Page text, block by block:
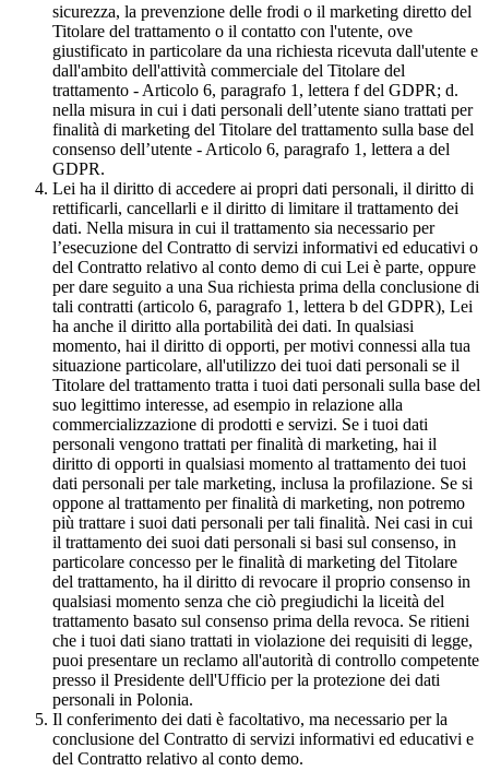
sicurezza, la prevenzione delle frodi o il marketing diretto del
Titolare del trattamento o il contatto con l'utente, ove
giustificato in particolare da una richiesta ricevuta dall'utente e
dall'ambito dell'attività commerciale del Titolare del
trattamento - Articolo 6, paragrafo 1, lettera f del GDPR; d.
nella misura in cui i dati personali dell’utente siano trattati per
finalità di marketing del Titolare del trattamento sulla base del
consenso dell’utente - Articolo 6, paragrafo 1, lettera a del
GDPR.
Lei ha il diritto di accedere ai propri dati personali, il diritto di
rettificarli, cancellarli e il diritto di limitare il trattamento dei
dati. Nella misura in cui il trattamento sia necessario per
l’esecuzione del Contratto di servizi informativi ed educativi o
del Contratto relativo al conto demo di cui Lei è parte, oppure
per dare seguito a una Sua richiesta prima della conclusione di
tali contratti (articolo 6, paragrafo 1, lettera b del GDPR), Lei
ha anche il diritto alla portabilità dei dati. In qualsiasi
momento, hai il diritto di opporti, per motivi connessi alla tua
situazione particolare, all'utilizzo dei tuoi dati personali se il
Titolare del trattamento tratta i tuoi dati personali sulla base del
suo legittimo interesse, ad esempio in relazione alla
commercializzazione di prodotti e servizi. Se i tuoi dati
personali vengono trattati per finalità di marketing, hai il
diritto di opporti in qualsiasi momento al trattamento dei tuoi
dati personali per tale marketing, inclusa la profilazione. Se si
oppone al trattamento per finalità di marketing, non potremo
più trattare i suoi dati personali per tali finalità. Nei casi in cui
il trattamento dei suoi dati personali si basi sul consenso, in
particolare concesso per le finalità di marketing del Titolare
del trattamento, ha il diritto di revocare il proprio consenso in
qualsiasi momento senza che ciò pregiudichi la liceità del
trattamento basato sul consenso prima della revoca. Se ritieni
che i tuoi dati siano trattati in violazione dei requisiti di legge,
puoi presentare un reclamo all'autorità di controllo competente
presso il Presidente dell'Ufficio per la protezione dei dati
personali in Polonia.
Il conferimento dei dati è facoltativo, ma necessario per la
conclusione del Contratto di servizi informativi ed educativi e
del Contratto relativo al conto demo.